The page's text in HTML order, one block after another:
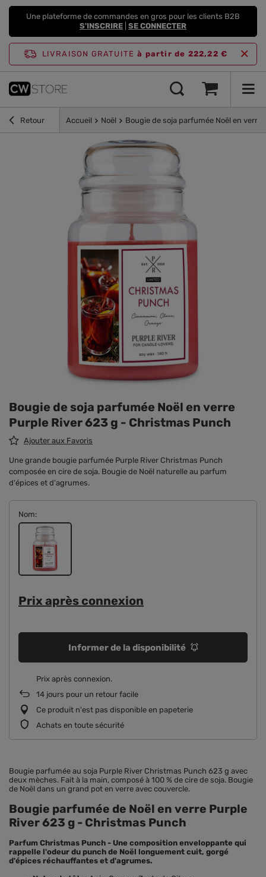
Une plateforme de commandes en gros pour les clients B2B
S'INSCRIRE SE CONNECTER
LIVRAISON GRATUITE à partir de 222,22 €
Retour Accueil Noël Bougie de soja parfumée Noël en
Bougie de soja parfumée Noël en verre
Purple River 623 g - Christmas Punch
Ajouter aux Favoris
Une grande bougie parfumée Purple River Christmas Punch
composée en cire de soja. Bougie de Noël naturelle au parfum
d'épices et d'agrumes.
Nom
Prix ​​après connexion
Informer de la disponibilité
Prix ​​après connexion
14 jours pour un retour facile
Ce produit n'est pas disponible en papeterie
Achats en toute sécurité
Bougie parfumée au soja Purple River Christmas Punch 623 g avec
deux mèches. Fait à la main, composé à 100 % de cire de soja. Bougie
de Noël dans un grand pot en verre avec couvercle.
Bougie parfumée de Noël en verre Purple
River 623 g - Christmas Punch
Parfum Christmas Punch - Une composition enveloppante qui
rappelle l'odeur du punch de Noël longuement cuit, gorgé
d'épices réchauffantes et d'agrumes.